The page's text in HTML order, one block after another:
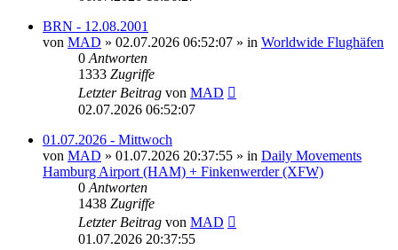
BRN - 12.08.2001
von MAD » 02.07.2026 06:52:07 » in Worldwide Flughäfen
0 Antworten
1333 Zugriffe
Letzter Beitrag von MAD
02.07.2026 06:52:07
01.07.2026 - Mittwoch
von MAD » 01.07.2026 20:37:55 » in Daily Movements
Hamburg Airport (HAM) + Finkenwerder (XFW)
0 Antworten
1438 Zugriffe
Letzter Beitrag von MAD
01.07.2026 20:37:55